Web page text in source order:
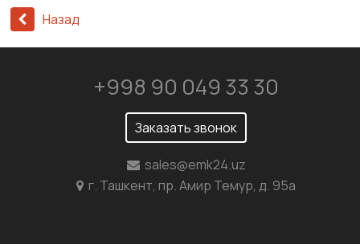
Назад
+998 90 049 33 30
Заказать звонок
sales@emk24.uz
г. Ташкент, пр. Амир Темур, д. 95а